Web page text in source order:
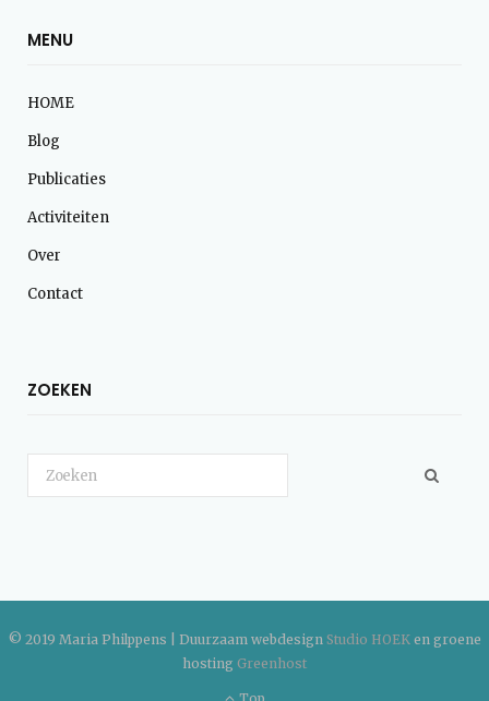
MENU
HOME
Blog
Publicaties
Activiteiten
Over
Contact
ZOEKEN
Search
for:
© 2019 Maria Philppens | Duurzaam webdesign Studio HOEKen groene
hosting Greenhost